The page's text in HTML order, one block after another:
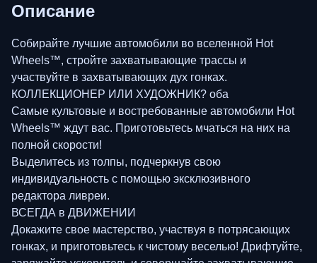
Описание
Собирайте лучшие автомобили во вселенной Hot
Wheels™, стройте захватывающие трассы и
участвуйте в захватывающих дух гонках.
КОЛЛЕКЦИОНЕР ИЛИ ХУДОЖНИК? оба
Самые культовые и востребованные автомобили Hot
Wheels™ ждут вас. Приготовьтесь мчаться на них на
полной скорости!
Выделитесь из толпы, подчеркнув свою
индивидуальность с помощью эксклюзивного
редактора ливреи.
ВСЕГДА в ДВИЖЕНИИ
Докажите свое мастерство, участвуя в потрясающих
гонках, и приготовьтесь к чистому веселью! Дрифтуйте,